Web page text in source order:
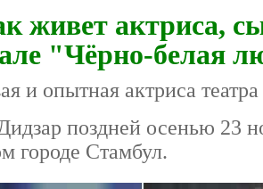
живет актриса,
"Чёрно-белая
и опытная актриса
поздней осенью 23
городе Стамбул.